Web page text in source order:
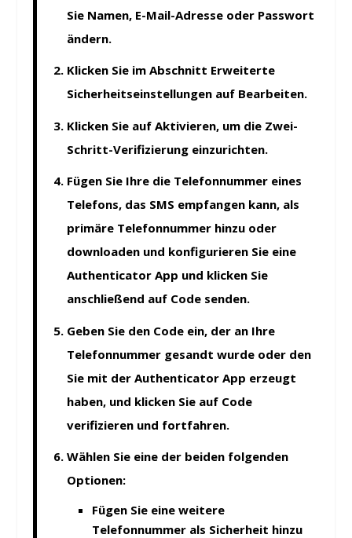
Sie Namen, E-Mail-Adresse oder Passwort
ändern.
Klicken Sie im Abschnitt Erweiterte
Sicherheitseinstellungen auf Bearbeiten.
Klicken Sie auf Aktivieren,um die Zwei-
Schritt-Verifizierung einzurichten.
Fügen Sie Ihre die Telefonnummer eines
Telefons, das SMS empfangen kann, als
primäre Telefonnummer hinzu oder
downloaden und konfigurieren Sie eine
Authenticator App und klicken Sie
anschließend auf Code senden.
Geben Sie den Code ein, der an Ihre
Telefonnummer gesandt wurde oder den
Sie mit der Authenticator App erzeugt
haben, und klicken Sie auf Code
verifizieren und fortfahren.
Wählen Sie eine der beiden folgenden
Optionen:
Fügen Sie eine weitere
Telefonnummer als Sicherheit hinzu